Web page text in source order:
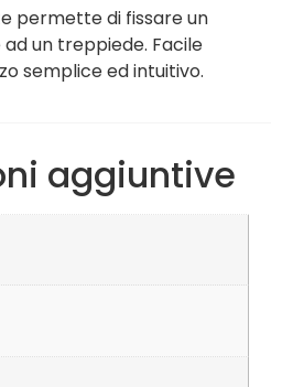
permette di fissare un
un treppiede. Facile
semplice ed intuitivo.
aggiuntive